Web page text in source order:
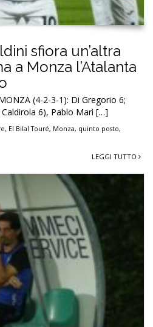
sfiora un’altra
a Monza l’Atalanta
(4-2-3-1): Di Gregorio 6;
Caldirola 6), Pablo Marì […]
, El Bilal Touré, Monza, quinto posto,
LEGGI TUTTO